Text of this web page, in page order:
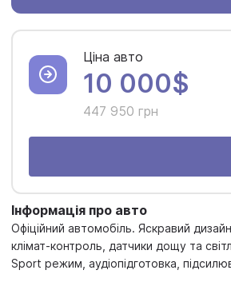
Ціна авто
10 000$
447 950 грн
Інформація про авто
Офіційний автомобіль. Яскравий
клімат-контроль, датчики дощу та
Sport режим, аудіопідготовка,